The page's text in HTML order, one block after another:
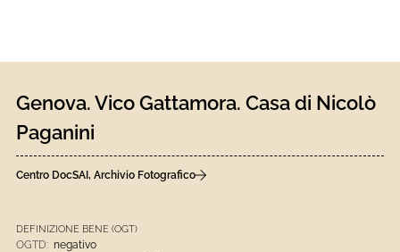
Genova. Vico Gattamora. Casa di Nicolò
Paganini
Centro DocSAI, Archivio Fotografico
DEFINIZIONE BENE (OGT)
OGTD: negativo